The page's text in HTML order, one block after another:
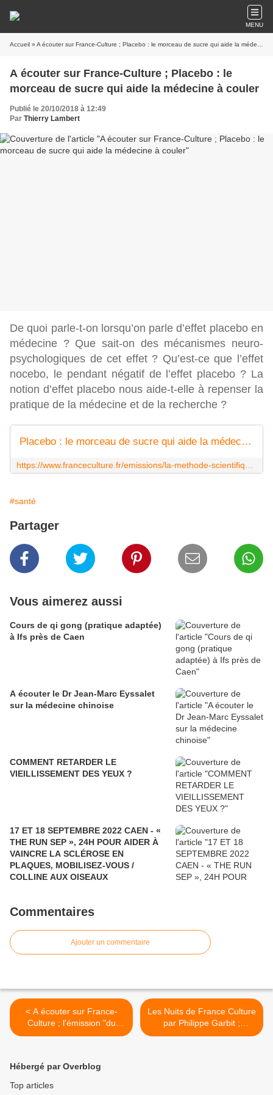
MENU
Accueil » A écouter sur France-Culture ; Placebo : le morceau de sucre qui aide la médecine à couler
A écouter sur France-Culture ; Placebo : le
morceau de sucre qui aide la médecine à couler
Publié le 20/10/2018 à 12:49
Par Thierry Lambert
De quoi parle-t-on lorsqu’on parle d’effet placebo en
médecine ? Que sait-on des mécanismes neuro-
psychologiques de cet effet ? Qu’est-ce que l’effet
nocebo, le pendant négatif de l’effet placebo ? La
notion d’effet placebo nous aide-t-elle à repenser la
pratique de la médecine et de la recherche ?
Placebo : le morceau de sucre qui aide la médecine à couler
#santé
Partager
Vous aimerez aussi
Cours de qi gong (pratique adaptée)
à Ifs près de Caen
A écouter le Dr Jean-Marc Eyssalet
sur la médecine chinoise
COMMENT RETARDER LE
VIEILLISSEMENT DES YEUX ?
17 ET 18 SEPTEMBRE 2022 CAEN - «
THE RUN SEP », 24H POUR AIDER À
VAINCRE LA SCLÉROSE EN
PLAQUES, MOBILISEZ-VOUS /
COLLINE AUX OISEAUX
Commentaires
Ajouter un commentaire
< A écouter sur France-
Culture ; l'émission "du
grain à moudre" sur Faut-il
Les Nuits de France Culture
par Philippe Garbit ;
Bernard Frank : "Le shinto
Hébergé par Overblog
Top articles